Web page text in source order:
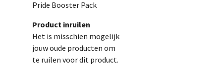
Pride Booster Pack
Product inruilen
Het is misschien mogelijk
jouw oude producten om
te ruilen voor dit product.